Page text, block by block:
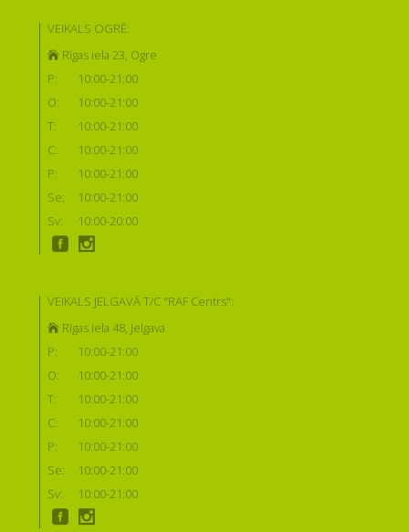
VEIKALS OGRĒ:
Rīgas iela 23, Ogre
P:
10:00-21:00
O:
10:00-21:00
T:
10:00-21:00
C:
10:00-21:00
P:
10:00-21:00
Se:
10:00-21:00
Sv:
10:00-20:00
VEIKALS JELGAVĀ T/C "RAF Centrs":
Rīgas iela 48, Jelgava
P:
10:00-21:00
O:
10:00-21:00
T:
10:00-21:00
C:
10:00-21:00
P:
10:00-21:00
Se:
10:00-21:00
Sv:
10:00-21:00